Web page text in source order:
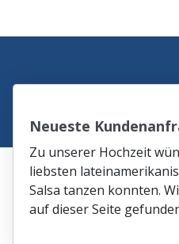
Neueste
Zu unserer Hochzeit
liebsten
Salsa tanzen konnten.
auf dieser Seite